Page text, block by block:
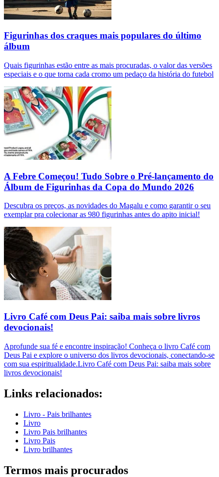
Figurinhas dos craques mais populares do último
álbum
Quais figurinhas estão entre as mais procuradas, o valor das versões
especiais e o que torna cada cromo um pedaço da história do futebol
A Febre Começou! Tudo Sobre o Pré-lançamento do
Álbum de Figurinhas da Copa do Mundo 2026
Descubra os preços, as novidades do Magalu e como garantir o seu
exemplar pra colecionar as 980 figurinhas antes do apito inicial!
Livro Café com Deus Pai: saiba mais sobre livros
devocionais!
Aprofunde sua fé e encontre inspiração! Conheça o livro Café com
Deus Pai e explore o universo dos livros devocionais, conectando-se
com sua espiritualidade.Livro Café com Deus Pai: saiba mais sobre
livros devocionais!
Links relacionados:
Livro - Pais brilhantes
Livro
Livro Pais brilhantes
Livro Pais
Livro brilhantes
Termos mais procurados